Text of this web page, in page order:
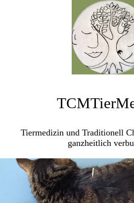
Tiermedizin und Traditionell
ganzheitlich